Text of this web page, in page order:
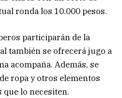
ronda los 10.000 pesos.
participarán de la
también se ofrecerá jugo a
acompaña. Además, se
ropa y otros elementos
que lo necesiten.